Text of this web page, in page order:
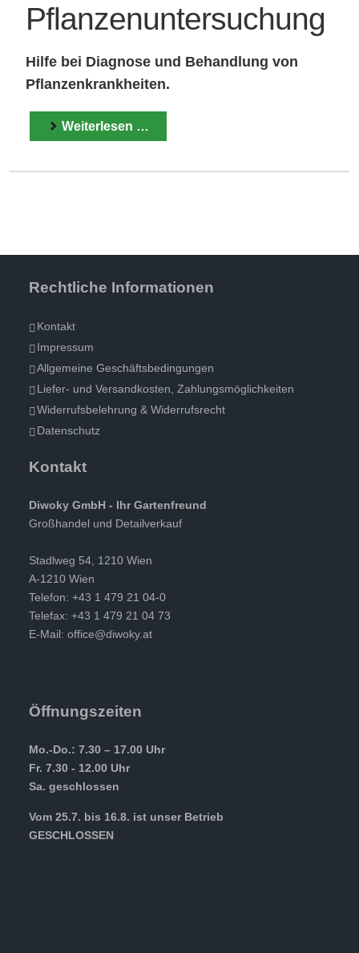
Pflanzenuntersuchung
Hilfe bei Diagnose und Behandlung von
Pflanzenkrankheiten.
Weiterlesen …
Rechtliche Informationen
Kontakt
Impressum
Allgemeine Geschäftsbedingungen
Liefer- und Versandkosten, Zahlungsmöglichkeiten
Widerrufsbelehrung & Widerrufsrecht
Datenschutz
Kontakt
Diwoky GmbH - Ihr Gartenfreund
Großhandel und Detailverkauf
Stadlweg 54, 1210 Wien
A-1210 Wien
Telefon: +43 1 479 21 04-0
Telefax: +43 1 479 21 04 73
E-Mail: office@diwoky.at
Öffnungszeiten
Mo.-Do.: 7.30 – 17.00 Uhr
Fr. 7.30 - 12.00 Uhr
Sa. geschlossen
Vom 25.7. bis 16.8. ist unser Betrieb
GESCHLOSSEN